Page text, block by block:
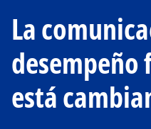
La
está